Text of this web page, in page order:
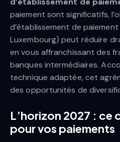
paiement sont significatifs,
d’établissement de paiement
Luxembourg) peut réduire
en vous affranchissant des
banques intermédiaires.
technique adaptée, cet
des opportunités de
L’horizon 2027 : ce
pour vos paiements